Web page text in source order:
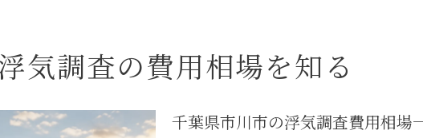
浮気調査の料金が変動する主な要素比較表
証拠の質と費用の関係性を理解しよう
気調査の費用相場を知る
千葉県市川市の浮気調査費用相場